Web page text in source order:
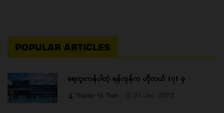
POPULAR ARTICLES
ရေကူးကန်ပါတဲ့ ရန်ကုန်က ဟိုတယ် (၇) ခု
Thadar Ni Than 31 Jan, 2023